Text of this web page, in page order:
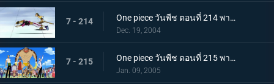
7 - 214 One piece วันพีช ตอนที่ 214 พากย์ไทย การแข่งขันอันเร่าร้อน! เข้าสู่รอบสุดท้าย!
Dec. 19, 2004
7 - 215 One piece วันพีช ตอนที่ 215 พากย์ไทย ดวลบอลเดือด! ดอดจ์บอลโจรสลัด!
Jan. 09, 2005